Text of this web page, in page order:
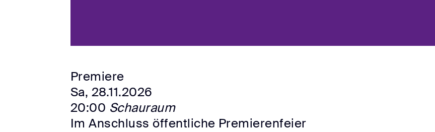
Premiere
Sa, 28.11.2026
20:00 Schauraum
Im Anschluss öffentliche Premierenfeier